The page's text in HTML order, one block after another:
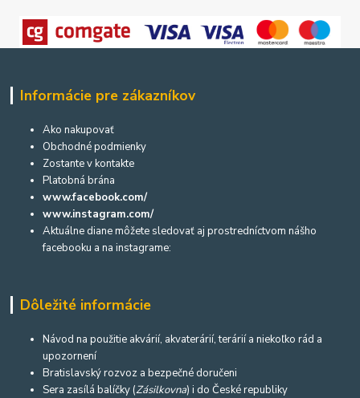
Informácie pre zákazníkov
Ako nakupovať
Obchodné podmienky
Zostante v kontakte
Platobná brána
www.facebook.com/
www.instagram.com/
Aktuálne diane môžete sledovať aj prostredníctvom nášho
facebooku a na instagrame:
Dôležité informácie
Návod na použitie akvárií, akvaterárií, terárií a niekoľko rád a
upozornení
Bratislavský rozvoz a bezpečné doručeni
Sera zasílá balíčky (Zásilkovna) i do České republiky